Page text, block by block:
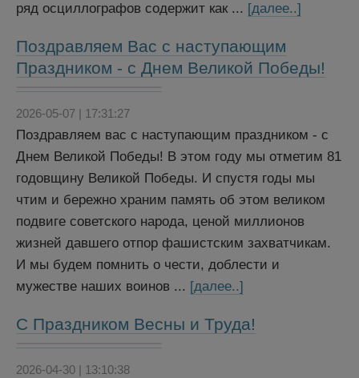
ряд осциллографов содержит как ... [далее..]
Поздравляем Вас с наступающим
Праздником - с Днем Великой Победы!
2026-05-07 | 17:31:27
Поздравляем вас с наступающим праздником - с
Днем Великой Победы! В этом году мы отметим 81
годовщину Великой Победы. И спустя годы мы
чтим и бережно храним память об этом великом
подвиге советского народа, ценой миллионов
жизней давшего отпор фашистским захватчикам.
И мы будем помнить о чести, доблести и
мужестве наших воинов ... [далее..]
С Праздником Весны и Труда!
2026-04-30 | 13:10:38